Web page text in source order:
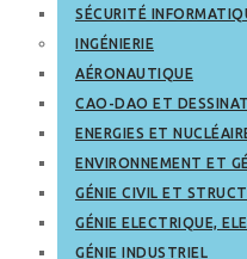
SÉCURITÉ
INGÉNIERIE
AÉRONAUTIQUE
CAO-DAO ET
ENERGIES ET
ENVIRONNEMENT ET
GÉNIE CIVIL ET
GÉNIE ELECTRIQUE,
GÉNIE INDUSTRIEL